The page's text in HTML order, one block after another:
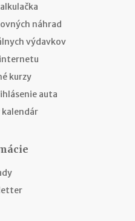
náhrad
výdavkov
kurzy
auta
kalendár